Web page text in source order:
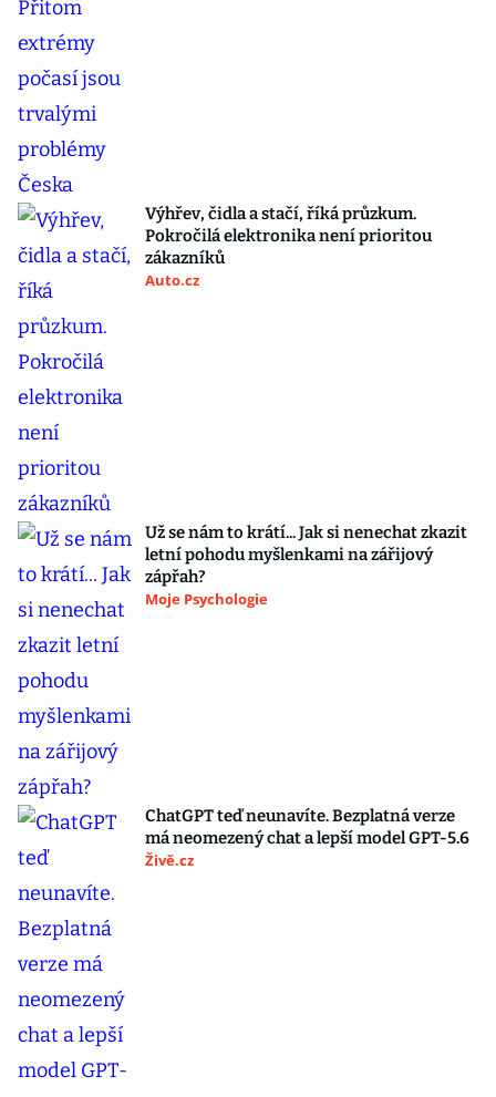
Výhřev, čidla a stačí, říká průzkum.
Pokročilá elektronika není prioritou
zákazníků
Auto.cz
Už se nám to krátí... Jak si nenechat zkazit
letní pohodu myšlenkami na zářijový
zápřah?
Moje Psychologie
ChatGPT teď neunavíte. Bezplatná verze
má neomezený chat a lepší model GPT-5.6
Živě.cz